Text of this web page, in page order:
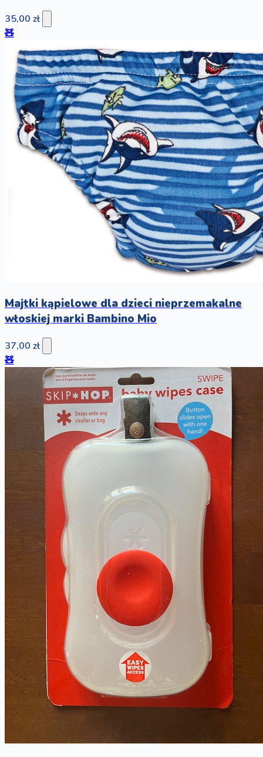
35,00 zł
🧸
Majtki kąpielowe dla dzieci nieprzemakalne
włoskiej marki Bambino Mio
37,00 zł
🧸